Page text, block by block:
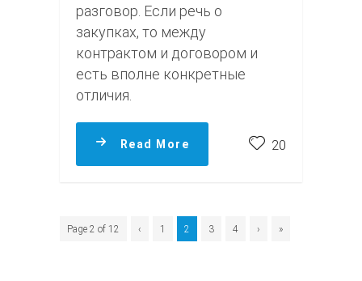
разговор. Если речь о
закупках, то между
контрактом и договором и
есть вполне конкретные
отличия.
Read More 20
Page 2 of 12 ‹ 1 2 3 4 › »